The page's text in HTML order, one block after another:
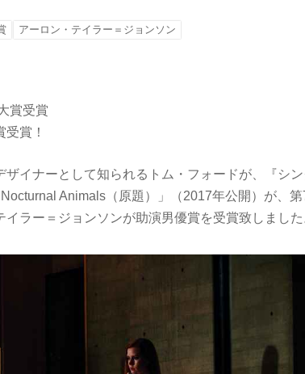
アーロン・テイラー＝ジョンソン
賞受賞
賞！
イナーとして知られるトム・フォードが、『シ
Animals（原題）」（2017年公開）が、
ラー＝ジョンソンが助演男優賞を受賞致しました